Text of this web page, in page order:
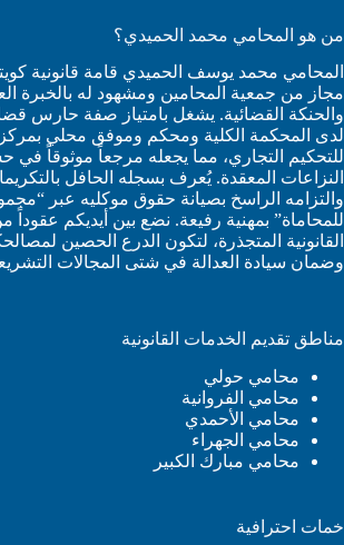
من هو المحامي محمد الحميدي؟
المحامي محمد يوسف الحميدي قامة قانونية
مجاز من جمعية المحامين ومشهود له بالخبرة
والحنكة القضائية. يشغل بامتياز صفة حارس
لدى المحكمة الكلية ومحكم وموفق محلي
للتحكيم التجاري، مما يجعله مرجعاً موثوقاً في
النزاعات المعقدة. يُعرف بسجله الحافل
والتزامه الراسخ بصيانة حقوق موكليه عبر
للمحاماة” بمهنية رفيعة. نضع بين أيديكم عقوداً
القانونية المتجذرة، لتكون الدرع الحصين
وضمان سيادة العدالة في شتى المجالات
مناطق تقديم الخدمات القانونية
محامي حولي
محامي الفروانية
محامي الأحمدي
محامي الجهراء
محامي مبارك الكبير
خمات احترافية